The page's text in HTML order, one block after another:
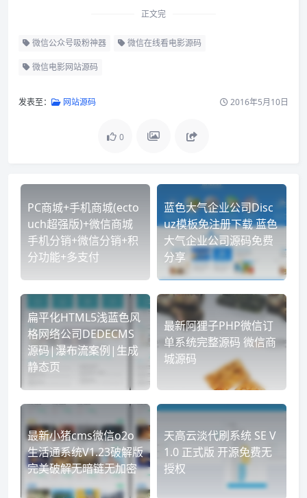
正文完
微信公众号吸粉神器 微信在线看电影源码
微信电影网站源码
发表至： 网站源码 2016年5月10日
0
PC商城+手机商城(ecto
uch超强版)+微信商城
手机分销+微信分销+积
分功能+多支付
蓝色大气企业公司Disc
uz模板免注册下载 蓝色
大气企业公司源码免费
分享
扁平化HTML5浅蓝色风
格网络公司DEDECMS
源码|瀑布流案例|生成
静态页
最新阿狸子PHP微信订
单系统完整源码 微信商
城源码
最新小猪cms微信o2o
生活通系统V1.23破解版
完美破解无暗链无加密
天高云淡代刷系统 SE V
1.0 正式版 开源免费无
授权